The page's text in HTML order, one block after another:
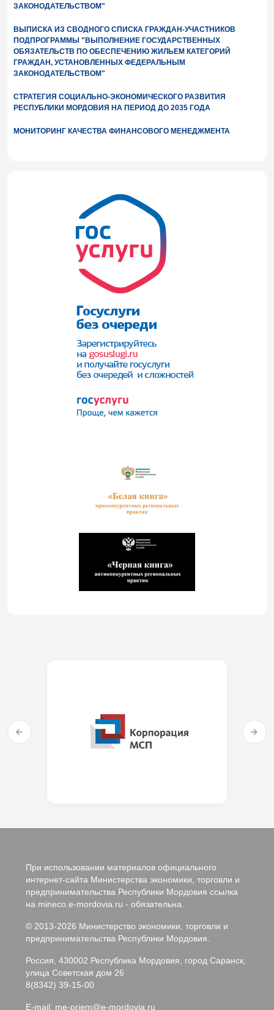
ЗАКОНОДАТЕЛЬСТВОМ"
ВЫПИСКА ИЗ СВОДНОГО СПИСКА ГРАЖДАН-УЧАСТНИКОВ
ПОДПРОГРАММЫ "ВЫПОЛНЕНИЕ ГОСУДАРСТВЕННЫХ
ОБЯЗАТЕЛЬСТВ ПО ОБЕСПЕЧЕНИЮ ЖИЛЬЕМ КАТЕГОРИЙ
ГРАЖДАН, УСТАНОВЛЕННЫХ ФЕДЕРАЛЬНЫМ
ЗАКОНОДАТЕЛЬСТВОМ"
СТРАТЕГИЯ СОЦИАЛЬНО-ЭКОНОМИЧЕСКОГО РАЗВИТИЯ
РЕСПУБЛИКИ МОРДОВИЯ НА ПЕРИОД ДО 2035 ГОДА
МОНИТОРИНГ КАЧЕСТВА ФИНАНСОВОГО МЕНЕДЖМЕНТА
При использовании материалов официального
интернет-сайта Министерства экономики, торговли и
предпринимательства Республики Мордовия ссылка
на mineco.e-mordovia.ru - обязательна.
© 2013-2026 Министерство экономики, торговли и
предпринимательства Республики Мордовия.
Россия, 430002 Республика Мордовия, город Саранск,
улица Советская дом 26
8(8342) 39-15-00
E-mail: me-priem@e-mordovia.ru